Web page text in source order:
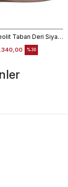
Rouge 1cm Neolit Taban Deri Siyah Kadın Terlik 0197-169
%30